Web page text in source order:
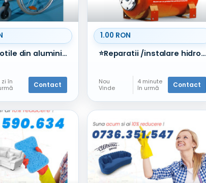
Scaun cu rotile din aluminiu Drive - latime sezut 51 cm
zi în
Contact
1.00 RON
⭐Reparatii /instalare hidrofoare , sector 1-2-3-4-5-6, Bucuresti
Nou
Vinde
4 minute
în urmă
Contact